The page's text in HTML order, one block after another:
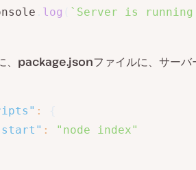
log ` Server is
package.jsonファイルに、サー
:
:
"node index"